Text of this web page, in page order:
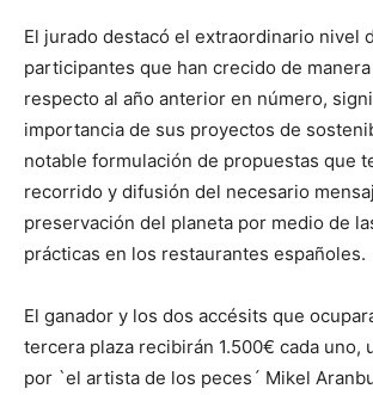
El jurado destacó el extraordinario nivel
participantes que han crecido de
respecto al año anterior en número,
importancia de sus proyectos de
notable formulación de propuestas que
recorrido y difusión del necesario
preservación del planeta por medio de
prácticas en los restaurantes españoles.
El ganador y los dos accésits que
tercera plaza recibirán 1.500€ cada uno,
por `el artista de los peces´ Mikel